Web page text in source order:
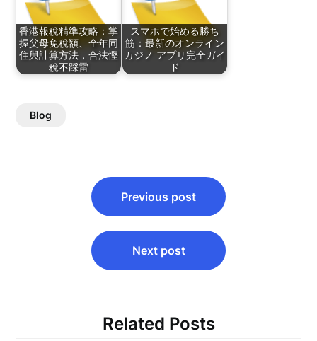
香港報稅精準攻略：掌
握父母免稅額、全年同
住與計算方法，合法慳
稅不踩雷
スマホで始める勝ち
筋：最新のオンライン
カジノ アプリ完全ガイ
ド
Blog
navigation
Previous post
Next post
Related Posts